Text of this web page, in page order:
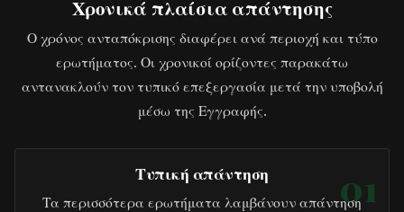
Χρονικά πλαίσια απάντησης
Ο χρόνος ανταπόκρισης διαφέρει ανά περιοχή και τύπο
ερωτήματος. Οι χρονικοί ορίζοντες παρακάτω
αντανακλούν τον τυπικό επεξεργασία μετά την υποβολή
μέσω της Εγγραφής.
01
Τυπική απάντηση
Τα περισσότερα ερωτήματα λαμβάνουν απάντηση